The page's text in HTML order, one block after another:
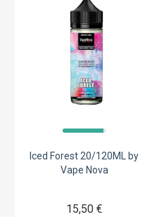
Iced Forest 20/120ML by
Vape Nova
15,50 €